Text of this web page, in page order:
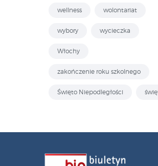
wellness wolontariat
wybory wycieczka
Włochy
zakończenie roku szkolnego
Święto Niepodległości